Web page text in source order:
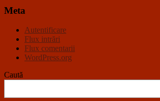
Meta
Autentificare
Flux intrări
Flux comentarii
WordPress.org
Caută